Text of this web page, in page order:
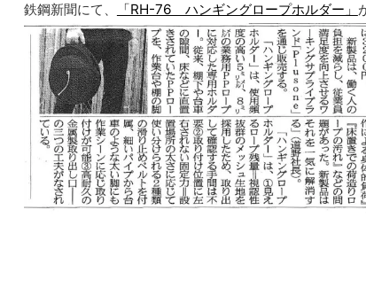
鉄鋼新聞にて、 「RH-76 ハンギングロープホルダー」